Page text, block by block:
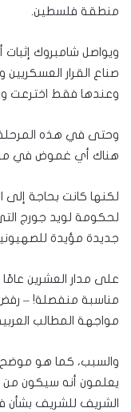
منطقة فلسطين.
ويواصل شامبروك
وعندها فقط اخترعت
وحتى في هذه المرحلة،
هناك أي غموض في
لكنها كانت بحاجة
لحكومة لويد جورج
جديدة مؤيدة
مناسبة منفصلة! –
مواجهة المطالب
والسبب، كما هو
يعلمون أنه سيكون من
الشريف للشريف بشأن